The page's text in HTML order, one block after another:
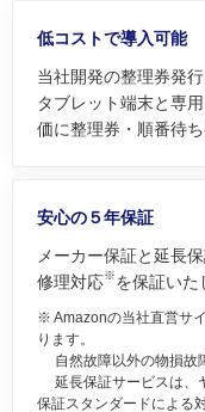
低コストで導入可能
当社開発の整理券発
タブレット端末と専
価に整理券・順番待
安心の５年保証
メーカー保証と延長
修理対応※を保証いた
※ Amazonの当社直営サ
ります。
自然故障以外の物損故
延長保証サービスは、
保証スタンダードによる